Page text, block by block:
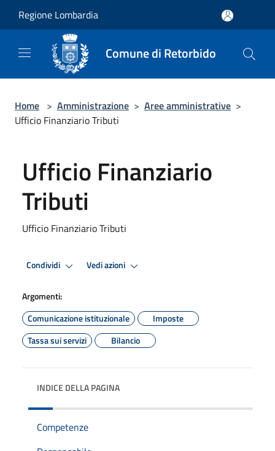
Regione Lombardia
Comune di Retorbido
Home > Amministrazione > Aree amministrative >
Ufficio Finanziario Tributi
Ufficio Finanziario
Tributi
Ufficio Finanziario Tributi
Condividi Vedi azioni
Argomenti:
Comunicazione istituzionale
Imposte
Tassa sui servizi
Bilancio
INDICE DELLA PAGINA
Competenze